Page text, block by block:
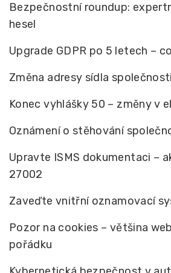
Bezpečnostní roundup:
hesel
Upgrade GDPR po 5 letech –
Změna adresy sídla společnosti
Konec vyhlášky 50 – změny v
Oznámení o stěhování
Upravte ISMS dokumentaci –
27002
Zaveďte vnitřní oznamovací
Pozor na cookies – většina
pořádku